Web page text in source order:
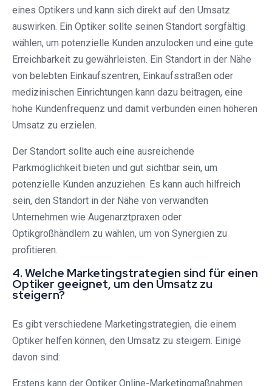
eines Optikers und kann sich direkt auf den Umsatz
auswirken. Ein Optiker sollte seinen Standort sorgfältig
wählen, um potenzielle Kunden anzulocken und eine gute
Erreichbarkeit zu gewährleisten. Ein Standort in der Nähe
von belebten Einkaufszentren, Einkaufsstraßen oder
medizinischen Einrichtungen kann dazu beitragen, eine
hohe Kundenfrequenz und damit verbunden einen höheren
Umsatz zu erzielen.
Der Standort sollte auch eine ausreichende
Parkmöglichkeit bieten und gut sichtbar sein, um
potenzielle Kunden anzuziehen. Es kann auch hilfreich
sein, den Standort in der Nähe von verwandten
Unternehmen wie Augenarztpraxen oder
Optikgroßhändlern zu wählen, um von Synergien zu
profitieren.
4. Welche Marketingstrategien sind für einen
Optiker geeignet, um den Umsatz zu
steigern?
Es gibt verschiedene Marketingstrategien, die einem
Optiker helfen können, den Umsatz zu steigern. Einige
davon sind:
Erstens kann der Optiker Online-Marketingmaßnahmen